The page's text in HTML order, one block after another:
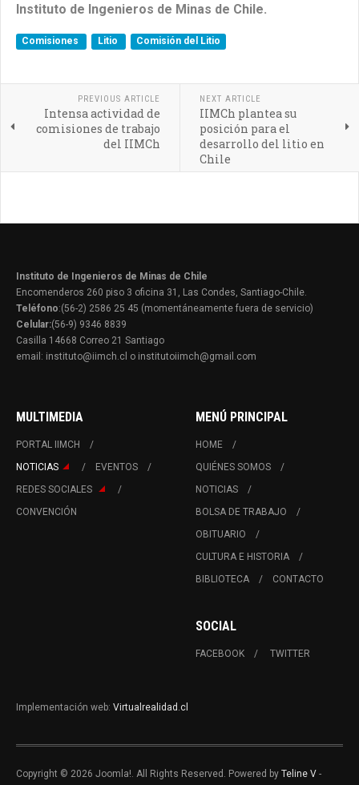
Instituto de Ingenieros de Minas de Chile.
Comisiones Litio Comisión del Litio
PREVIOUS ARTICLE
Intensa actividad de
comisiones de trabajo
del IIMCh
NEXT ARTICLE
IIMCh plantea su
posición para el
desarrollo del litio en
Chile
Instituto de Ingenieros de Minas de Chile
Encomenderos 260 piso 3 oficina 31, Las Condes, Santiago-Chile.
Teléfono:(56-2) 2586 25 45 (momentáneamente fuera de servicio)
Celular:(56-9) 9346 8839
Casilla 14668 Correo 21 Santiago
email: instituto@iimch.cl o institutoiimch@gmail.com
MULTIMEDIA
PORTAL IIMCH
NOTICIAS
EVENTOS
REDES SOCIALES
CONVENCIÓN
MENÚ PRINCIPAL
HOME
QUIÉNES SOMOS
NOTICIAS
BOLSA DE TRABAJO
OBITUARIO
CULTURA E HISTORIA
BIBLIOTECA
CONTACTO
SOCIAL
FACEBOOK TWITTER
Implementación web: Virtualrealidad.cl
Copyright © 2026 Joomla!. All Rights Reserved. Powered by Teline V -